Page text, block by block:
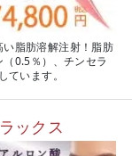
脂肪溶解注射！脂肪
0.5％）、チンセラ
います。
ックス